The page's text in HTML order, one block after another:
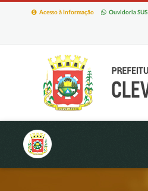
Ouvidoria SUS
Acesso à Informação